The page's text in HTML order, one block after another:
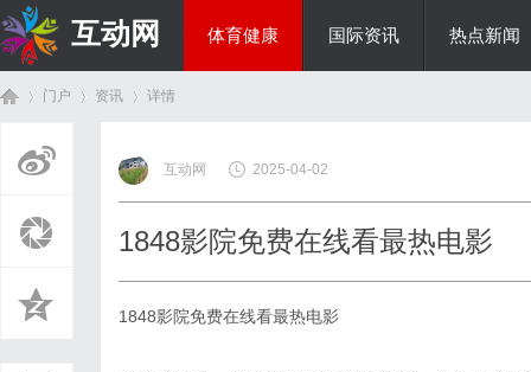
互动网 体育健康 国际资讯 热点新闻
门户 资讯
›
详情
互动网 2025-04-02
1848影院免费在线看最热电影
1848影院免费在线看最热电影